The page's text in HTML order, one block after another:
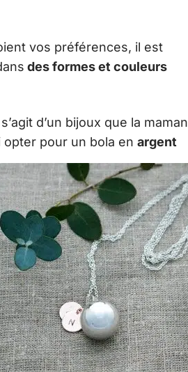
vos préférences, il est
des formes et couleurs
d’un bijoux que la maman
pour un bola en argent